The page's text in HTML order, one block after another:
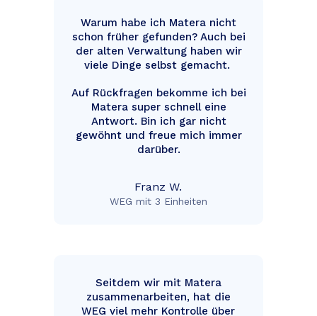
Warum habe ich Matera nicht
schon früher gefunden? Auch bei
der alten Verwaltung haben wir
viele Dinge selbst gemacht.
Auf Rückfragen bekomme ich bei
Matera super schnell eine
Antwort. Bin ich gar nicht
gewöhnt und freue mich immer
darüber.
Franz W.
WEG mit 3 Einheiten
Seitdem wir mit Matera
zusammenarbeiten, hat die
WEG viel mehr Kontrolle über